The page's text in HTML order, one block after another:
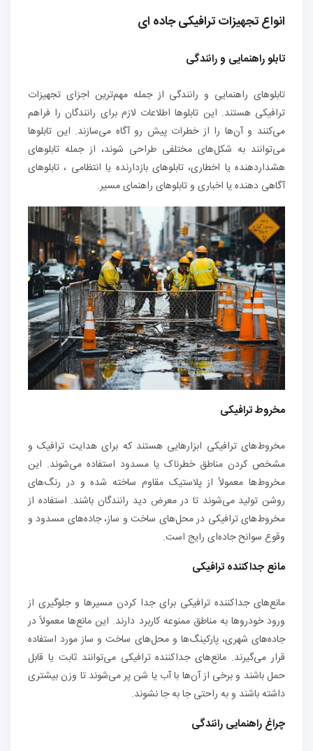
انواع تجهیزات ترافیکی جاده ای
تابلو راهنمایی و رانندگی
تابلوهای راهنمایی و رانندگی از جمله مهم‌ترین اجزای تجهیزات
ترافیکی هستند. این تابلوها اطلاعات لازم برای رانندگان را فراهم
می‌کنند و آن‌ها را از خطرات پیش رو آگاه می‌سازند. این تابلوها
می‌توانند به شکل‌های مختلفی طراحی شوند، از جمله تابلوهای
هشداردهنده یا اخطاری، تابلوهای بازدارنده یا انتظامی ، تابلوهای
آگاهی دهنده یا اخباری و تابلوهای راهنمای مسیر.
مخروط‌ ترافیکی
مخروط‌های ترافیکی ابزارهایی هستند که برای هدایت ترافیک و
مشخص کردن مناطق خطرناک یا مسدود استفاده می‌شوند. این
مخروط‌ها معمولاً از پلاستیک مقاوم ساخته شده و در رنگ‌های
روشن تولید می‌شوند تا در معرض دید رانندگان باشند. استفاده از
مخروط‌های ترافیکی در محل‌های ساخت و ساز، جاده‌های مسدود و
وقوع سوانح جاده‌ای رایج است.
مانع‌ جداکننده ترافیکی
مانع‌های جداکننده ترافیکی برای جدا کردن مسیرها و جلوگیری از
ورود خودروها به مناطق ممنوعه کاربرد دارند. این مانع‌ها معمولاً در
جاده‌های شهری، پارکینگ‌ها و محل‌های ساخت و ساز مورد استفاده
قرار می‌گیرند. مانع‌های جداکننده ترافیکی می‌توانند ثابت یا قابل
حمل باشند و برخی از آن‌ها با آب یا شن پر می‌شوند تا وزن بیشتری
داشته باشند و به راحتی جا به جا نشوند.
چراغ‌ راهنمایی رانندگی